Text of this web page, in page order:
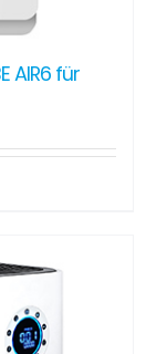
AIR6 für